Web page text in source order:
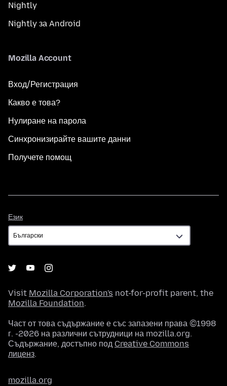
Nightly
Nightly за Android
Mozilla Account
Вход/Регистрация
Какво е това?
Нулиране на парола
Синхронизирайте вашите данни
Получете помощ
Език
Visit Mozilla Corporation's not-for-profit parent, the
Mozilla Foundation.
Част от това съдържание е със запазени права ©1998
г. -2026 на различни сътрудници на mozilla.org.
Съдържание, достъпно под Creative Commons
лиценз.
mozilla.org